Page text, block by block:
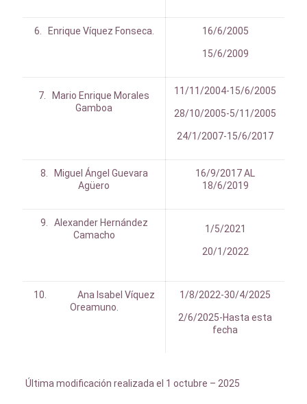
6. Enrique Víquez Fonseca. 16/6/2005
15/6/2009
7. Mario Enrique Morales
Gamboa
11/11/2004-15/6/2005
28/10/2005-5/11/2005
24/1/2007-15/6/2017
8. Miguel Ángel Guevara
Agüero
16/9/2017 AL
18/6/2019
9. Alexander Hernández
Camacho
1/5/2021
20/1/2022
10. Ana Isabel Víquez
Oreamuno.
1/8/2022-30/4/2025
2/6/2025-Hasta esta
fecha
Última modificación realizada el 1 octubre – 2025